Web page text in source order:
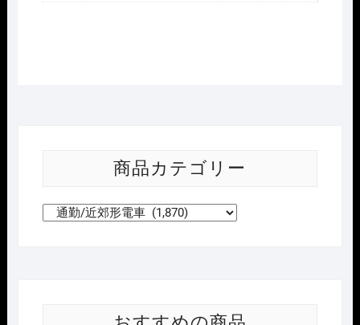
商品カテゴリー